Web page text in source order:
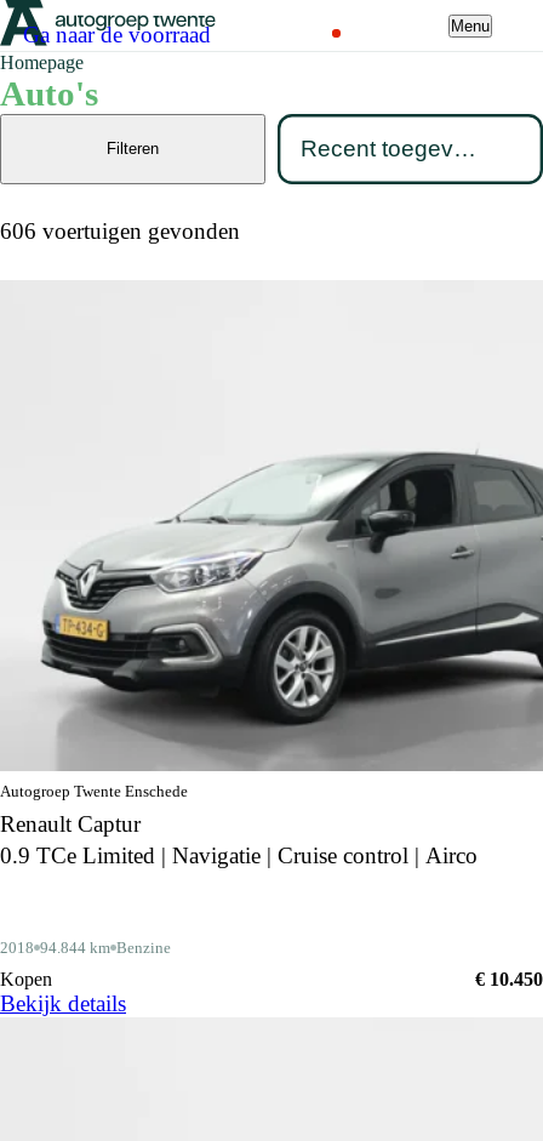
Menu
Homepage
Auto's
Ga naar de voorraad
606 voertuigen gevonden
Filteren
Autogroep Twente Enschede
Renault Captur
0.9 TCe Limited | Navigatie | Cruise control | Airco
2018 94.844 km Benzine
Kopen € 10.450
Bekijk details